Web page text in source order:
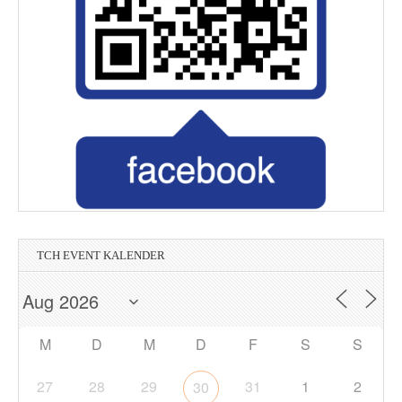
TCH EVENT KALENDER
M D M D F S S
27 28 29 30 31 1 2